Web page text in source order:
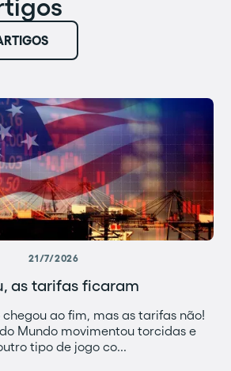
21/7/2026
as tarifas ficaram
ao fim, mas as tarifas não!
Mundo movimentou torcidas e
tipo de jogo co...